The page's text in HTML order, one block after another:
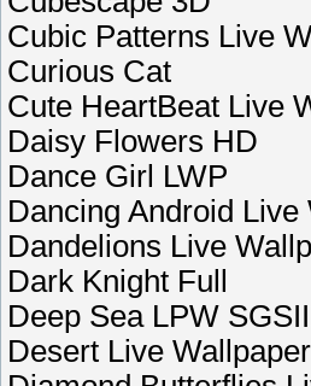
Cubic Patterns Live
Curious Cat
Cute HeartBeat Live
Daisy Flowers HD
Dance Girl LWP
Dancing Android Live
Dandelions Live
Dark Knight Full
Deep Sea LPW
Desert Live Wallpaper